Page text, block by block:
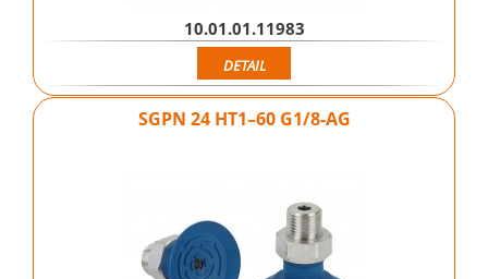
10.01.01.11983
DETAIL
SGPN 24 HT1–60 G1/8-AG